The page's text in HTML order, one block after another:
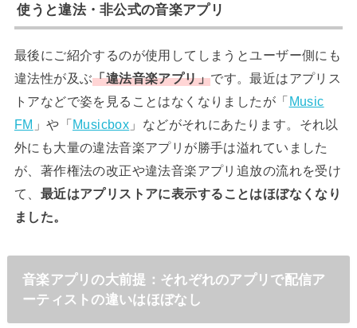
使うと違法・非公式の音楽アプリ
最後にご紹介するのが使用してしまうとユーザー側にも
違法性が及ぶ「違法音楽アプリ」です。最近はアプリス
トアなどで姿を見ることはなくなりましたが「Music
FM 」や「Musicbox 」などがそれにあたります。それ以
外にも大量の違法音楽アプリが勝手は溢れていました
が、著作権法の改正や違法音楽アプリ追放の流れを受け
て、 最近はアプリストアに表示することはほぼなくなり
ました。
音楽アプリの大前提：それぞれのアプリで配信ア
ーティストの違いはほぼなし